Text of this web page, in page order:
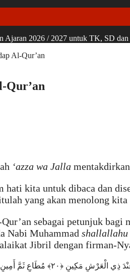
Ajaran 2026 / 2027 untuk TK, SD
Al-Qur’an
Qur’an
‘azza wa Jalla
kita untuk dibaca dan
yang akan menolong
sebagai petunjuk bagi
Nabi Muhammad shallallahu
Jibril dengan firman-